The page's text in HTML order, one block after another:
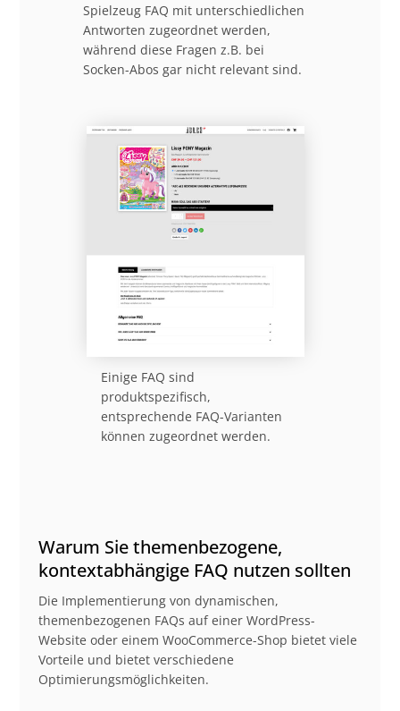
Spielzeug FAQ mit unterschiedlichen
Antworten zugeordnet werden,
während diese Fragen z.B. bei
Socken-Abos gar nicht relevant sind.
Einige FAQ sind
produktspezifisch,
entsprechende FAQ-Varianten
können zugeordnet werden.
Warum Sie themenbezogene,
kontextabhängige FAQ nutzen sollten
Die Implementierung von dynamischen,
themenbezogenen FAQs auf einer WordPress-
Website oder einem WooCommerce-Shop bietet viele
Vorteile und bietet verschiedene
Optimierungsmöglichkeiten.